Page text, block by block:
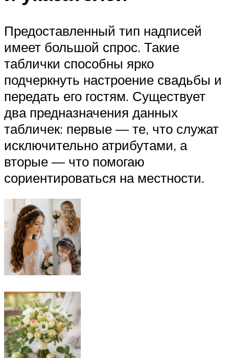
Предоставленный тип надписей
имеет большой спрос. Такие
таблички способны ярко
подчеркнуть настроение свадьбы и
передать его гостям. Существует
два предназначения данных
табличек: первые — те, что служат
исключительно атрибутами, а
вторые — что помогаю
сориентироваться на местности.